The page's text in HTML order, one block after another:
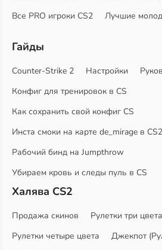
Все PRO игроки CS2
Лучшие
Гайды
Counter-Strike 2 Настройки
Конфиг для тренировок в CS
Как сохранить свой конфиг CS
Инста смоки на карте de_mirage в CS2
Рабочий бинд на Jumpthrow
Убираем кровь и следы пуль в CS
Халява CS2
Продажа скинов
Рулетки три цвета
Рулетки четыре цвета
Джекпот